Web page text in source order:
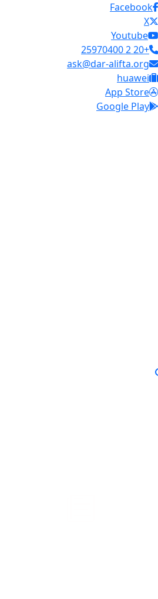
Facebook
X
Youtube
+20 2 25970400
ask@dar-alifta.org
huawei
App Store
Google Play